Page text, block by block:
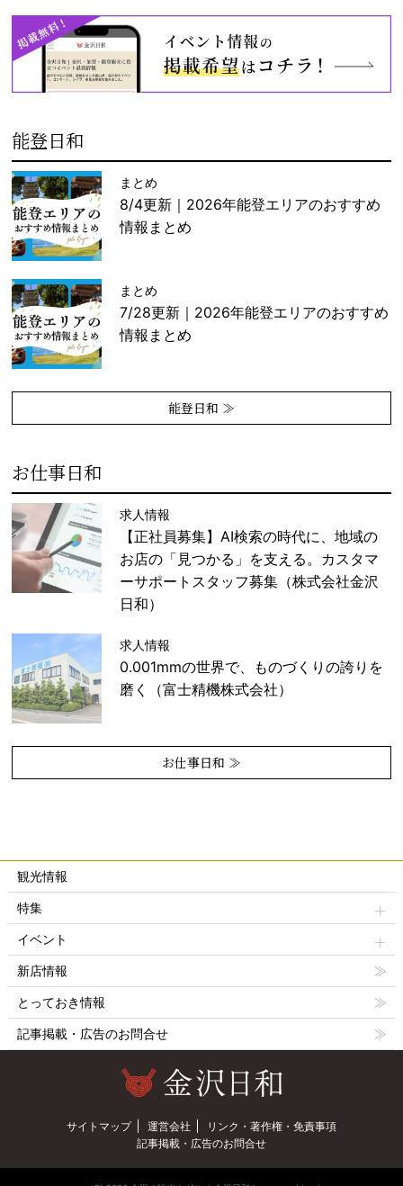
能登日和
まとめ
8/4更新｜2026年能登エリアのおすすめ
情報まとめ
まとめ
7/28更新｜2026年能登エリアのおすすめ
情報まとめ
能登日和 ≫
お仕事日和
求人情報
【正社員募集】AI検索の時代に、地域の
お店の「見つかる」を支える。カスタマ
ーサポートスタッフ募集（株式会社金沢
日和）
求人情報
0.001mmの世界で、ものづくりの誇りを
磨く（富士精機株式会社）
お仕事日和 ≫
観光情報
特集
イベント
新店情報
とっておき情報
記事掲載・広告のお問合せ
サイトマップ 運営会社
リンク・著作権・免責事項
記事掲載・広告のお問合せ